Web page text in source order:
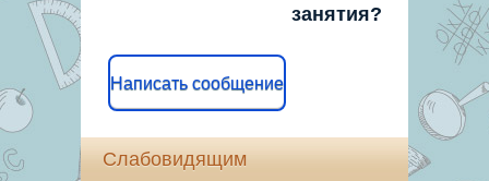
занятия?
Написать сообщение
Слабовидящим